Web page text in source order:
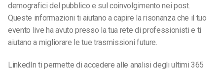
demografici del pubblico e sul coinvolgimento nei post.
Queste informazioni ti aiutano a capire la risonanza che il tuo
evento live ha avuto presso la tua rete di professionisti e ti
aiutano a migliorare le tue trasmissioni future.
LinkedIn ti permette di accedere alle analisi degli ultimi 365